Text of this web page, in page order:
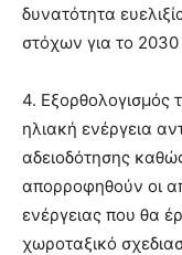
δυνατότητα
στόχων για το
4. Εξορθολογισμός
ηλιακή ενέργεια
αδειοδότησης
απορροφηθούν οι
ενέργειας που θα
χωροταξικό